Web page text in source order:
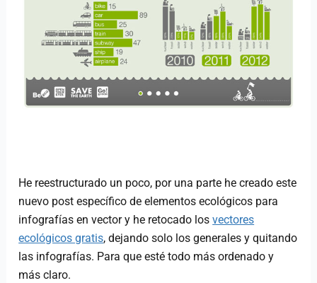
He reestructurado un poco, por una parte he creado este
nuevo post específico de elementos ecológicos para
infografías en vector y he retocado losvectores
ecológicos gratis, dejando solo los generales y quitando
las infografías. Para que esté todo más ordenado y
más claro.